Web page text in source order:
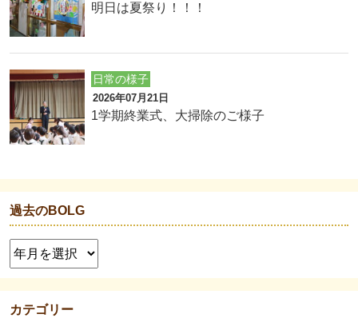
明日は夏祭り！！！
日常の様子
2026年07月21日
1学期終業式、大掃除のご様子
過去のBOLG
カテゴリー